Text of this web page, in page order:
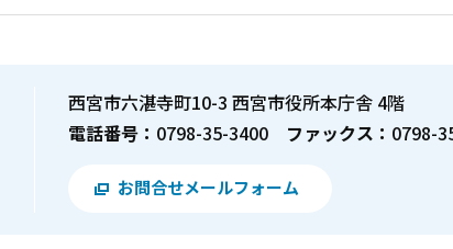
西宮市六湛寺町10-3 西宮市役所本庁舎 4階
電話番号： 0798-35-3400 ファックス： 0798-
お問合せメールフォーム